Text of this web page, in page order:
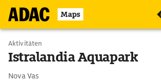
Maps
Aktivitäten
Istralandia Aquapark
Nova Vas